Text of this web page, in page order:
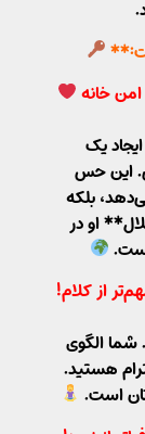
یک
این حس
بلکه
او در
شما الگوی
هستید.
است.